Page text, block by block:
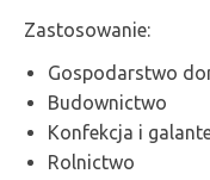
Gumki
Sznurek
Zawieszki
Zastosowanie:
Gospodarstwo
Budownictwo
Konfekcja i
Rolnictwo